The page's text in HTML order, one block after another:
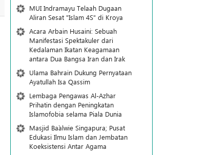
MUI Indramayu Telaah Dugaan
Aliran Sesat "Islam 4S" di Kroya
Acara Arbain Husaini: Sebuah
Manifestasi Spektakuler dari
Kedalaman Ikatan Keagamaan
antara Dua Bangsa Iran dan Irak
Ulama Bahrain Dukung Pernyataan
Ayatullah Isa Qassim
Lembaga Pengawas Al-Azhar
Prihatin dengan Peningkatan
Islamofobia selama Piala Dunia
Masjid Ba`alwie Singapura; Pusat
Edukasi Ilmu Islam dan Jembatan
Koeksistensi Antar Agama